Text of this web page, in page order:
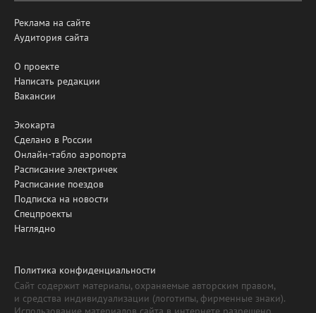
Реклама на сайте
Аудитория сайта
О проекте
Написать редакции
Вакансии
Экокарта
Сделано в России
Онлайн-табло аэропорта
Расписание электричек
Расписание поездов
Подписка на новости
Спецпроекты
Наглядно
Политика конфиденциальности
Сайт содержит материалы, охраняемые авторским правом,
и средства индивидуализации (логотипы, фирменные знаки).